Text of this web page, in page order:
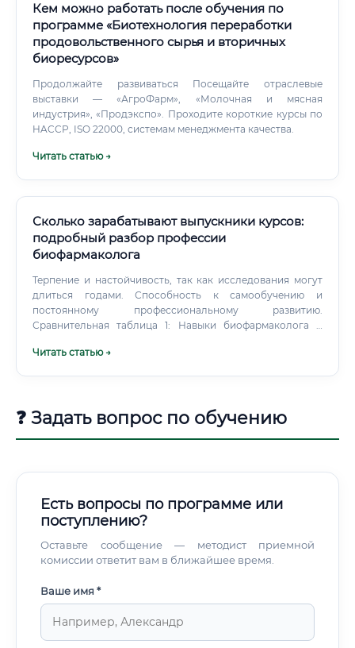
Кем можно работать после обучения по
программе «Биотехнология переработки
продовольственного сырья и вторичных
биоресурсов»
Продолжайте развиваться Посещайте отраслевые
выставки — «АгроФарм», «Молочная и мясная
индустрия», «Продэкспо». Проходите короткие курсы по
HACCP, ISO 22000, системам менеджмента качества.
Читать статью →
Сколько зарабатывают выпускники курсов:
подробный разбор профессии
биофармаколога
Терпение и настойчивость, так как исследования могут
длиться годами. Способность к самообучению и
постоянному профессиональному развитию.
Сравнительная таблица 1: Навыки биофармаколога и
чего начать и куда двигаться Карьерная траектория
Читать статью →
❓ Задать вопрос по обучению
Есть вопросы по программе или
поступлению?
Оставьте сообщение — методист приемной
комиссии ответит вам в ближайшее время.
Ваше имя *